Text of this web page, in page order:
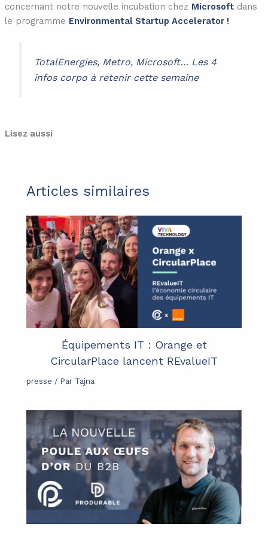
concernant notre nouvelle incubation chez Microsoftdans
le programme Environmental Startup Accelerator !
TotalEnergies, Metro, Microsoft… Les 4
infos corpo à retenir cette semaine
Lisez aussi
Articles similaires
Équipements IT : Orange et
CircularPlace lancent REvalueIT
presse / Par Tajna